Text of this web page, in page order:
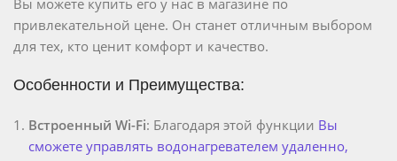
Вы можете купить его у нас в магазине по
привлекательной цене. Он станет отличным выбором
для тех, кто ценит комфорт и качество.
Особенности и Преимущества:
Встроенный Wi-Fi: Благодаря этой функции Вы
сможете управлять водонагревателем удаленно,